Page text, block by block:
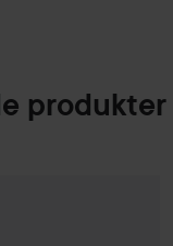
produkter